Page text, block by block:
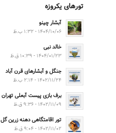
تورهای یکروزه
آبشار چینو
۱۴۰۴/۱۰/۰۶ - ۱:۳۲ ب.ظ
خالد نبی
۱۴۰۴/۰۱/۲۳ - ۱۰:۳۹ ق.ظ
جنگل و آبشارهای قرن آباد
۱۴۰۲/۱۱/۲۴ - ۲:۱۴ ب.ظ
برف بازی پیست آبعلی تهران
۱۴۰۲/۱۱/۰۹ - ۹:۳۶ ق.ظ
تور اقامتگاهی دهنه زرین گل
۱۴۰۲/۱۱/۰۲ - ۹:۰۴ ق.ظ